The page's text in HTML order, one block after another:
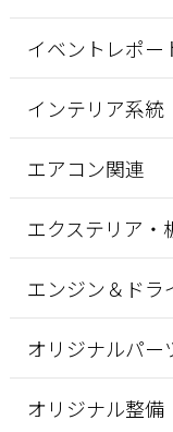
イベントレポー
インテリア系統
エアコン関連
エクステリア・
エンジン＆ドラ
オリジナルパー
オリジナル整備